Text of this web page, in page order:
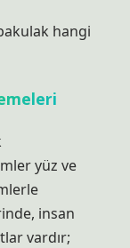
hangi
yüz ve
insan
vardır;